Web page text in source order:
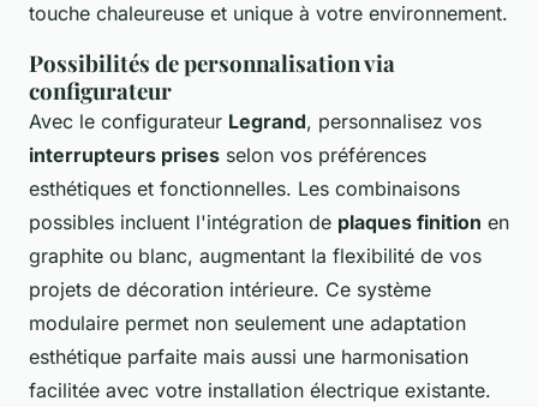
touche chaleureuse et unique à votre environnement.
Possibilités de personnalisation via
configurateur
Avec le configurateur Legrand, personnalisez vos
interrupteurs prises selon vos préférences
esthétiques et fonctionnelles. Les combinaisons
possibles incluent l'intégration de plaques finition en
graphite ou blanc, augmentant la flexibilité de vos
projets de décoration intérieure. Ce système
modulaire permet non seulement une adaptation
esthétique parfaite mais aussi une harmonisation
facilitée avec votre installation électrique existante.